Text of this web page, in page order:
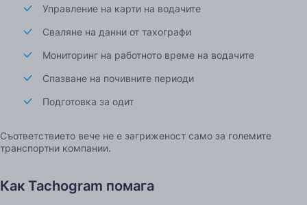
Управление на карти на водачите
Сваляне на данни от тахографи
Мониторинг на работното време на водачите
Спазване на почивните периоди
Подготовка за одит
Съответствието вече не е загриженост само за големите
транспортни компании.
Как Tachogram помага